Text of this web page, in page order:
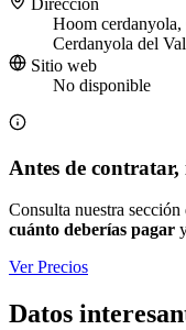
Dirección
Hoom
Cerdanyola del
Sitio web
No disponible
Antes de
Consulta nuestra
cuánto deberías pagar
Ver Precios
Datos